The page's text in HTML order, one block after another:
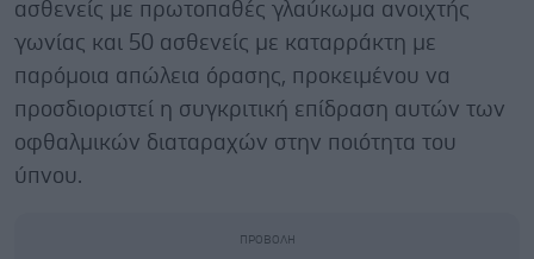
ασθενείς με πρωτοπαθές γλαύκωμα ανοιχτής
γωνίας και 50 ασθενείς με καταρράκτη με
παρόμοια απώλεια όρασης, προκειμένου να
προσδιοριστεί η συγκριτική επίδραση αυτών των
οφθαλμικών διαταραχών στην ποιότητα του
ύπνου.